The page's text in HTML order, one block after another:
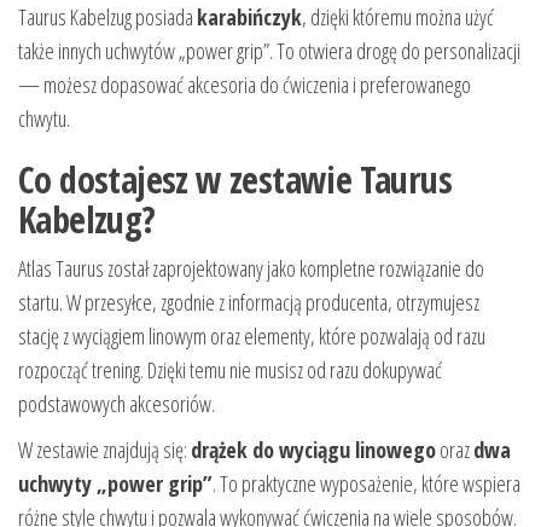
Taurus Kabelzug posiada karabińczyk, dzięki któremu można użyć
także innych uchwytów „power grip”. To otwiera drogę do personalizacji
— możesz dopasować akcesoria do ćwiczenia i preferowanego
chwytu.
Co dostajesz w zestawie Taurus
Kabelzug?
Atlas Taurus został zaprojektowany jako kompletne rozwiązanie do
startu. W przesyłce, zgodnie z informacją producenta, otrzymujesz
stację z wyciągiem linowym oraz elementy, które pozwalają od razu
rozpocząć trening. Dzięki temu nie musisz od razu dokupywać
podstawowych akcesoriów.
W zestawie znajdują się: drążek do wyciągu linowegoorazdwa
uchwyty „power grip”. To praktyczne wyposażenie, które wspiera
różne style chwytu i pozwala wykonywać ćwiczenia na wiele sposobów.